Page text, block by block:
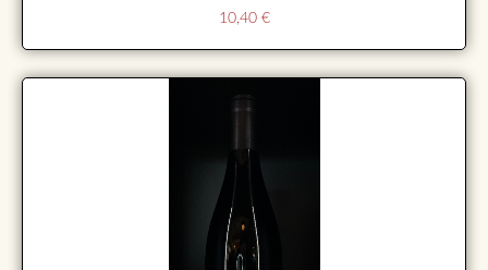
10,40 €